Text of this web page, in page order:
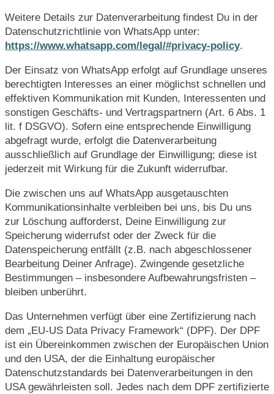
Weitere Details zur Datenverarbeitung findest Du in der
Datenschutzrichtlinie von WhatsApp unter:
https://www.whatsapp.com/legal/#privacy-policy.
Der Einsatz von WhatsApp erfolgt auf Grundlage unseres
berechtigten Interesses an einer möglichst schnellen und
effektiven Kommunikation mit Kunden, Interessenten und
sonstigen Geschäfts- und Vertragspartnern (Art. 6 Abs. 1
lit. f DSGVO). Sofern eine entsprechende Einwilligung
abgefragt wurde, erfolgt die Datenverarbeitung
ausschließlich auf Grundlage der Einwilligung; diese ist
jederzeit mit Wirkung für die Zukunft widerrufbar.
Die zwischen uns auf WhatsApp ausgetauschten
Kommunikationsinhalte verbleiben bei uns, bis Du uns
zur Löschung aufforderst, Deine Einwilligung zur
Speicherung widerrufst oder der Zweck für die
Datenspeicherung entfällt (z.B. nach abgeschlossener
Bearbeitung Deiner Anfrage). Zwingende gesetzliche
Bestimmungen – insbesondere Aufbewahrungsfristen –
bleiben unberührt.
Das Unternehmen verfügt über eine Zertifizierung nach
dem „EU-US Data Privacy Framework“ (DPF). Der DPF
ist ein Übereinkommen zwischen der Europäischen Union
und den USA, der die Einhaltung europäischer
Datenschutzstandards bei Datenverarbeitungen in den
USA gewährleisten soll. Jedes nach dem DPF zertifizierte